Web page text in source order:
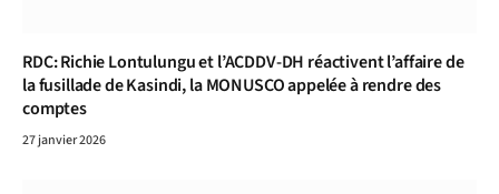
RDC: Richie Lontulungu et l’ACDDV-DH réactivent l’affaire de
la fusillade de Kasindi, la MONUSCO appelée à rendre des
comptes
27 janvier 2026